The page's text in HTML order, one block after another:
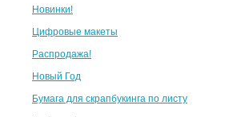
Новинки!
Цифровые макеты
Распродажа!
Новый Год
Бумага для скрапбукинга по листу